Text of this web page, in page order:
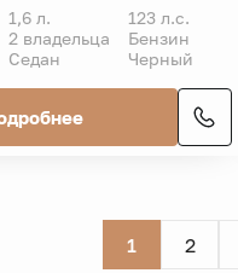
1,6 л.
123 л.с.
2 владельца
Бензин
Седан
Черный
1 2